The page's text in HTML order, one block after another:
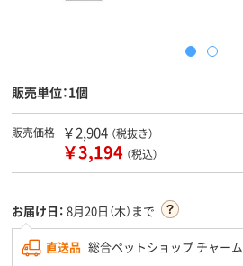
販売単位：1個
販売価格 ￥2,904 （税抜き）
￥3,194 （税込）
お届け日： 8月20日（木）まで
直送品 総合ペットショップ チャーム